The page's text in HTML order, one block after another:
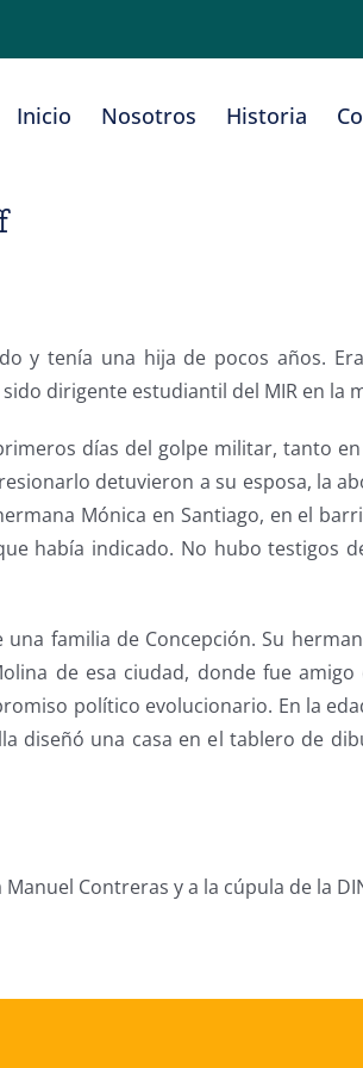
Inicio Nosotros Historia
y tenía una hija de pocos años.
dirigente estudiantil del MIR en la
días del golpe militar, tanto
detuvieron a su esposa, la
Mónica en Santiago, en el
había indicado. No hubo
familia de Concepción. Su
de esa ciudad, donde fue
político evolucionario. En la
diseñó una casa en el tablero de
Contreras y a la cúpula de la